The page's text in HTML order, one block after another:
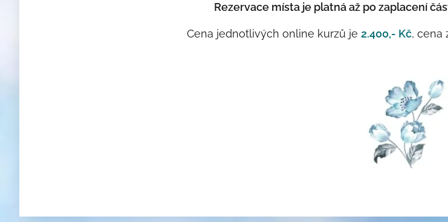
Rezervace místa je platná až po zaplacení
Cena jednotlivých online kurzů je 2.400,- Kč, cena